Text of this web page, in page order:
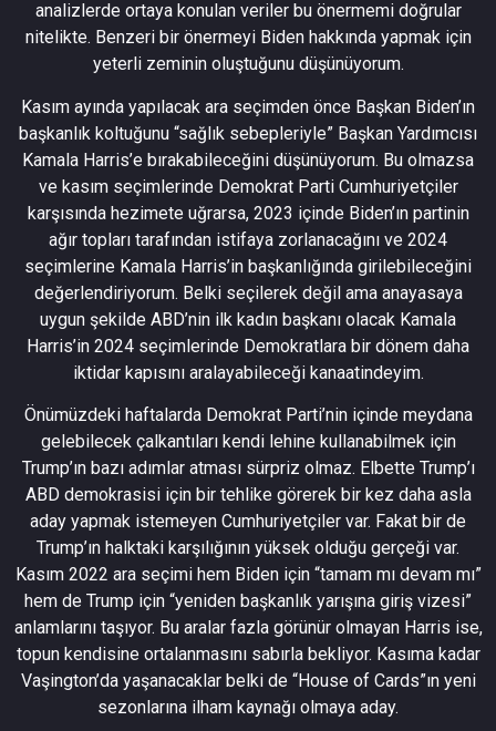
analizlerde ortaya konulan veriler bu önermemi doğrular
nitelikte. Benzeri bir önermeyi Biden hakkında yapmak için
yeterli zeminin oluştuğunu düşünüyorum.
Kasım ayında yapılacak ara seçimden önce Başkan Biden’ın
başkanlık koltuğunu “sağlık sebepleriyle” Başkan Yardımcısı
Kamala Harris’e bırakabileceğini düşünüyorum. Bu olmazsa
ve kasım seçimlerinde Demokrat Parti Cumhuriyetçiler
karşısında hezimete uğrarsa, 2023 içinde Biden’ın partinin
ağır topları tarafından istifaya zorlanacağını ve 2024
seçimlerine Kamala Harris’in başkanlığında girilebileceğini
değerlendiriyorum. Belki seçilerek değil ama anayasaya
uygun şekilde ABD’nin ilk kadın başkanı olacak Kamala
Harris’in 2024 seçimlerinde Demokratlara bir dönem daha
iktidar kapısını aralayabileceği kanaatindeyim.
Önümüzdeki haftalarda Demokrat Parti’nin içinde meydana
gelebilecek çalkantıları kendi lehine kullanabilmek için
Trump’ın bazı adımlar atması sürpriz olmaz. Elbette Trump’ı
ABD demokrasisi için bir tehlike görerek bir kez daha asla
aday yapmak istemeyen Cumhuriyetçiler var. Fakat bir de
Trump’ın halktaki karşılığının yüksek olduğu gerçeği var.
Kasım 2022 ara seçimi hem Biden için “tamam mı devam mı”
hem de Trump için “yeniden başkanlık yarışına giriş vizesi”
anlamlarını taşıyor. Bu aralar fazla görünür olmayan Harris ise,
topun kendisine ortalanmasını sabırla bekliyor. Kasıma kadar
Vaşington’da yaşanacaklar belki de “House of Cards”ın yeni
sezonlarına ilham kaynağı olmaya aday.